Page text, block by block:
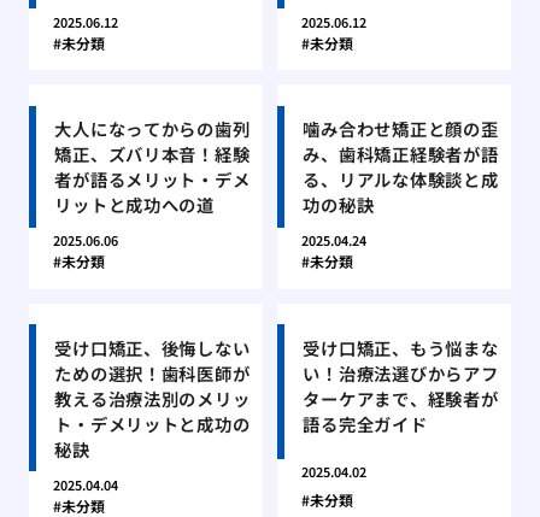
2025.06.12
未分類
2025.06.12
未分類
大人になってからの歯列
矯正、ズバリ本音！経験
者が語るメリット・デメ
リットと成功への道
2025.06.06
未分類
噛み合わせ矯正と顔の歪
み、歯科矯正経験者が語
る、リアルな体験談と成
功の秘訣
2025.04.24
未分類
受け口矯正、後悔しない
ための選択！歯科医師が
教える治療法別のメリッ
ト・デメリットと成功の
秘訣
2025.04.04
未分類
受け口矯正、もう悩まな
い！治療法選びからアフ
ターケアまで、経験者が
語る完全ガイド
2025.04.02
未分類